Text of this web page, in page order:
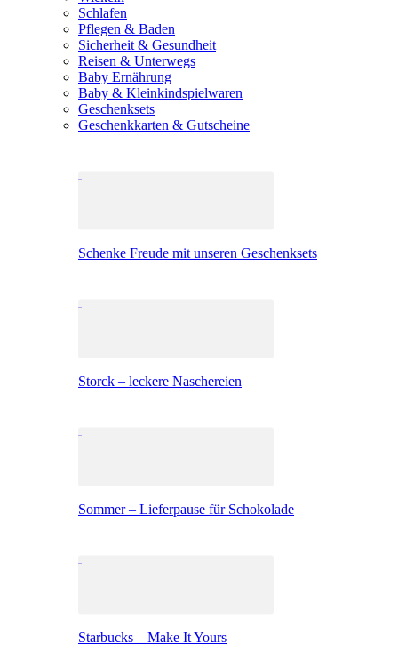
Schlafen
Pflegen & Baden
Sicherheit & Gesundheit
Reisen & Unterwegs
Baby Ernährung
Baby & Kleinkindspielwaren
Geschenksets
Geschenkkarten & Gutscheine
Schenke Freude mit unseren Geschenksets
Storck – leckere Naschereien
Sommer – Lieferpause für Schokolade
Starbucks – Make It Yours